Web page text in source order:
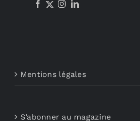
Mentions légales
S’abonner au magazine